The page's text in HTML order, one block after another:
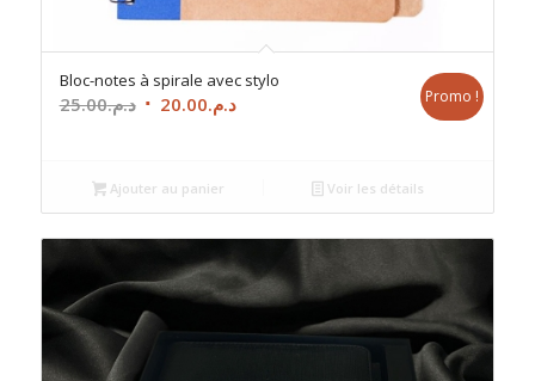
Bloc-notes à spirale avec stylo
د.م.25.00
Le
était :
د.م.25.00.
د.م.20.00
Le
د.م.20.00.
Promo !
Ajouter au panier Voir les détails